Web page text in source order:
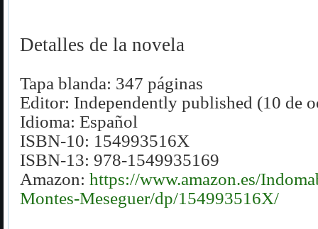
Detalles de la novela
Tapa blanda: 347 páginas
Editor: Independently published (10 de
Idioma: Español
ISBN-10: 154993516X
ISBN-13: 978-1549935169
Amazon: https://www.amazon.es/
Montes-Meseguer/dp/154993516X/